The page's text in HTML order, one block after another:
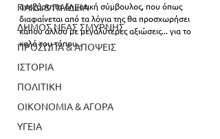
ΠΑΙΔΙ & ΠΑΙΔΕΙΑ
ΔΗΜΟΣ ΝΕΑΣ ΣΜΥΡΝΗΣ
ΠΡΟΣΩΠΑ & ΑΠΟΨΕΙΣ
ΙΣΤΟΡΙΑ
ΠΟΛΙΤΙΚΗ
ΟΙΚΟΝΟΜΙΑ & ΑΓΟΡΑ
ΥΓΕΙΑ
ανεξάρτητη δημοτική σύμβουλος, που όπως
διαφαίνεται από τα λόγια της θα προσχωρήσει
κάπου αλλού με μεγαλύτερες αξιώσεις... για το
καλό του τόπου...